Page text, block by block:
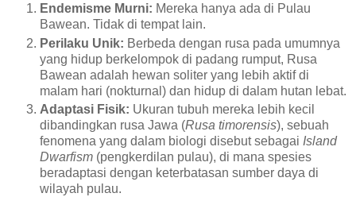
Endemisme Murni: Mereka hanya ada di Pulau
Bawean. Tidak di tempat lain.
Perilaku Unik: Berbeda dengan rusa pada umumnya
yang hidup berkelompok di padang rumput, Rusa
Bawean adalah hewan soliter yang lebih aktif di
malam hari (nokturnal) dan hidup di dalam hutan lebat.
Adaptasi Fisik: Ukuran tubuh mereka lebih kecil
dibandingkan rusa Jawa (Rusa timorensis), sebuah
fenomena yang dalam biologi disebut sebagai Island
Dwarfism (pengkerdilan pulau), di mana spesies
beradaptasi dengan keterbatasan sumber daya di
wilayah pulau.